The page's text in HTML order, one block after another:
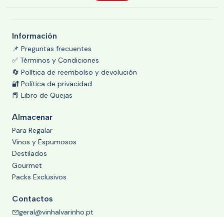
Información
📌 Preguntas frecuentes
✅ Términos y Condiciones
🔄 Política de reembolso y devolución
🔐 Política de privacidad
📕 Libro de Quejas
Almacenar
Para Regalar
Vinos y Espumosos
Destilados
Gourmet
Packs Exclusivos
Contactos
geral@vinhalvarinho.pt